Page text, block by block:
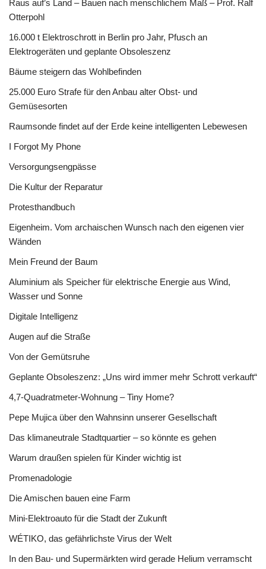
Raus auf’s Land – Bauen nach menschlichem Maß – Prof. Ralf
Otterpohl
16.000 t Elektroschrott in Berlin pro Jahr, Pfusch an
Elektrogeräten und geplante Obsoleszenz
Bäume steigern das Wohlbefinden
25.000 Euro Strafe für den Anbau alter Obst- und
Gemüsesorten
Raumsonde findet auf der Erde keine intelligenten Lebewesen
I Forgot My Phone
Versorgungsengpässe
Die Kultur der Reparatur
Protesthandbuch
Eigenheim. Vom archaischen Wunsch nach den eigenen vier
Wänden
Mein Freund der Baum
Aluminium als Speicher für elektrische Energie aus Wind,
Wasser und Sonne
Digitale Intelligenz
Augen auf die Straße
Von der Gemütsruhe
Geplante Obsoleszenz: „Uns wird immer mehr Schrott verkauft“
4,7-Quadratmeter-Wohnung – Tiny Home?
Pepe Mujica über den Wahnsinn unserer Gesellschaft
Das klimaneutrale Stadtquartier – so könnte es gehen
Warum draußen spielen für Kinder wichtig ist
Promenadologie
Die Amischen bauen eine Farm
Mini-Elektroauto für die Stadt der Zukunft
WÉTIKO, das gefährlichste Virus der Welt
In den Bau- und Supermärkten wird gerade Helium verramscht